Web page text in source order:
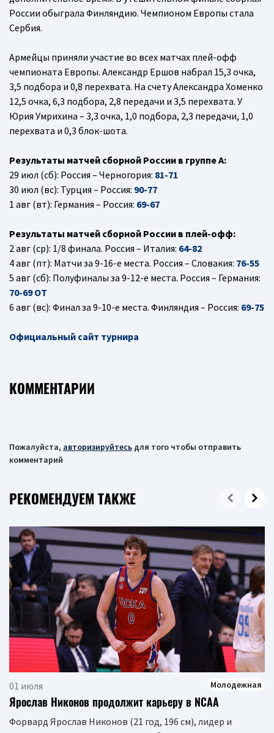
России обыграла Финляндию. Чемпионом Европы стала
Сербия.
Армейцы приняли участие во всех матчах плей-офф
чемпионата Европы. Александр Ершов набрал 15,3 очка,
3,5 подбора и 0,8 перехвата. На счету Александра Хоменко
12,5 очка, 6,3 подбора, 2,8 передачи и 3,5 перехвата. У
Юрия Умрихина – 3,3 очка, 1,0 подбора, 2,3 передачи, 1,0
перехвата и 0,3 блок-шота.
Результаты матчей сборной России в группе А:
29 июл (сб): Россия – Черногория: 81-71
30 июл (вс): Турция – Россия: 90-77
1 авг (вт): Германия – Россия: 69-67
Результаты матчей сборной России в плей-офф:
2 авг (ср): 1/8 финала. Россия – Италия: 64-82
4 авг (пт): Матчи за 9-16-е места. Россия – Словакия: 76-55
5 авг (сб): Полуфиналы за 9-12-е места. Россия – Германия:
70-69 ОТ
6 авг (вс): Финал за 9-10-е места. Финляндия – Россия: 69-75
Официальный сайт турнира
КОММЕНТАРИИ
Пожалуйста, авторизируйтесь для того чтобы отправить
комментарий
РЕКОМЕНДУЕМ ТАКЖЕ
01 июля Молодежная
Ярослав Никонов продолжит карьеру в NCAA
Форвард Ярослав Никонов (21 год, 196 см), лидер и